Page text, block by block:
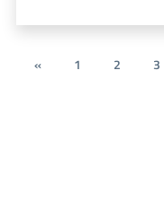
« 1 2 3